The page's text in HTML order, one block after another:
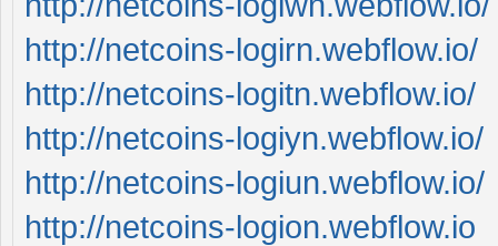
http://netcoins-logirn.webflow.io/
http://netcoins-logitn.webflow.io/
http://netcoins-logiyn.webflow.io/
http://netcoins-logiun.webflow.io/
http://netcoins-logion.webflow.io